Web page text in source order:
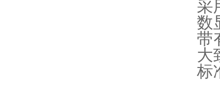
采
数
带
大
标